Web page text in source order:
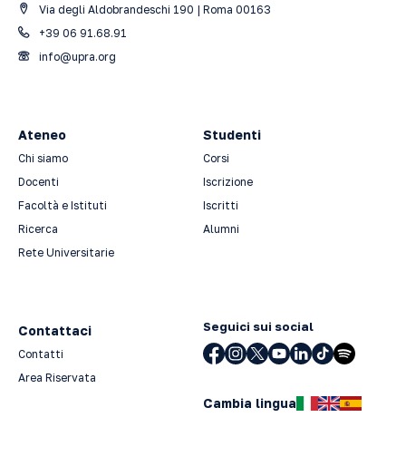
Via degli Aldobrandeschi 190 | Roma 00163
+39 06 91.68.91
info@upra.org
Ateneo
Chi siamo
Docenti
Facoltà e Istituti
Ricerca
Rete Universitarie
Studenti
Corsi
Iscrizione
Iscritti
Alumni
Contattaci
Contatti
Area Riservata
Seguici sui social
Cambia lingua